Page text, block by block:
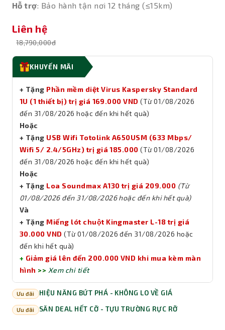
Hỗ trợ: Bảo hành tận nơi 12 tháng (≤15km)
Liên hệ
18,790,000đ
KHUYẾN MÃI
+ Tặng Phần mềm diệt Virus Kaspersky Standard
1U (1 thiết bị) trị giá 169.000 VND (Từ 01/08/2026
đến 31/08/2026 hoặc đến khi hết quà)
Hoặc
+ Tặng USB Wifi Totolink A650USM (633 Mbps/
Wifi 5/ 2.4/5GHz) trị giá 185.000 (Từ 01/08/2026
đến 31/08/2026 hoặc đến khi hết quà)
Hoặc
+ Tặng Loa Soundmax A130 trị giá 209.000 (Từ
01/08/2026 đến 31/08/2026 hoặc đến khi hết quà)
Và
+ Tặng Miếng lót chuột Kingmaster L-18 trị giá
30.000 VND (Từ 01/08/2026 đến 31/08/2026 hoặc
đến khi hết quà)
+ Giảm giá lên đến 200.000 VND khi mua kèm màn
hình >> Xem chi tiết
Ưu đãi HIỆU NĂNG BỨT PHÁ - KHÔNG LO VỀ GIÁ
Ưu đãi SĂN DEAL HẾT CỠ - TỰU TRƯỜNG RỰC RỠ